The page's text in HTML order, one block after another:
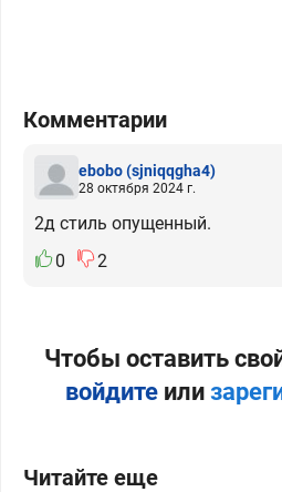
Комментарии
ebobo(sjniqqgha4)
28 октября 2024 г.
2д стиль опущенный.
0
2
Чтобы оставить
войдитеили
Читайте еще